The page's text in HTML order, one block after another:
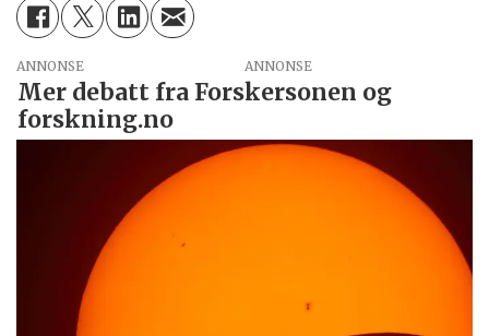
ANNONSE
Mer debatt fra Forskersonen og
forskning.no